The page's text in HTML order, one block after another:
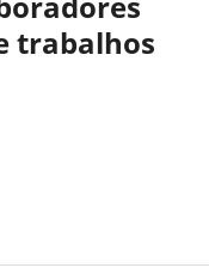
trabalhos